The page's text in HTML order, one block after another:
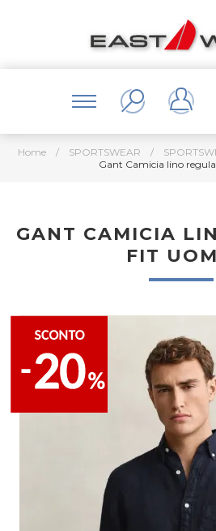
Home / SPORTSWEAR /
Gant Camicia lino
GANT CAMICIA
FIT